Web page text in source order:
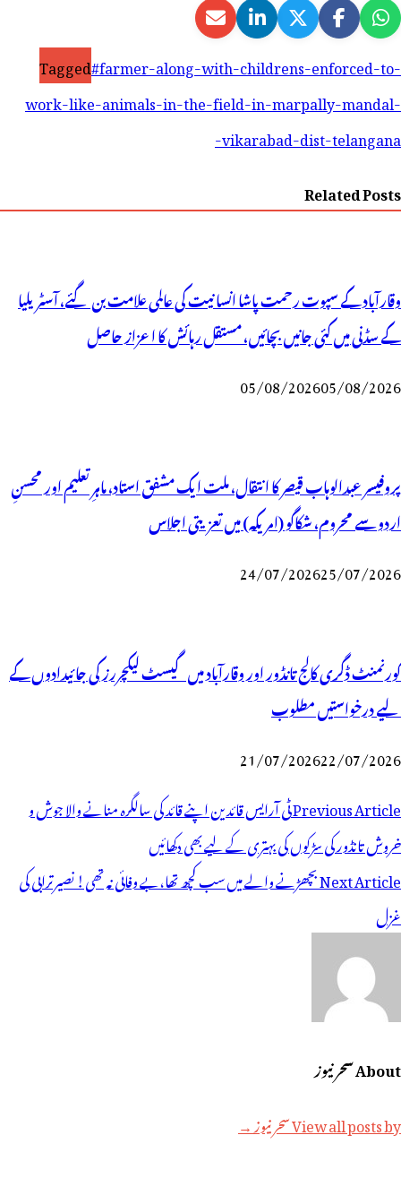
Tagged#farmer-along-with-childrens-enforced-to-
work-like-animals-in-the-field-in-marpally-mandal-
vikarabad-dist-telangana-
Related Posts
وقارآباد کے سپوت رحمت پاشا انسانیت کی عالمی علامت بن گئے، آسٹریلیا
کے سڈنی میں کئی جانیں بچائیں، مستقل رہائش کا اعزاز حاصل
05/08/202605/08/2026
پروفیسر عبدالوہاب قیصر کا انتقال، ملت ایک مشفق استاد، ماہرِتعلیم اور محسنِ
اردو سے محروم، شکاگو (امریکہ) میں تعزیتی اجلاس
24/07/202625/07/2026
گورنمنٹ ڈگری کالج تانڈور اور وقارآباد میں گیسٹ لیکچررز کی جائیدادوں کے
لیے درخواستیں مطلوب
21/07/202622/07/2026
پوسٹوں
کی
نیویگیشن
Previous Articleٹی آرایس قائدین اپنے قائد کی سالگرہ منانے والا جوش و
خروش تانڈور کی سڑکوں کی بہتری کے لیے بھی دکھائیں
Next Articleبچھڑنے والے میں سب کچھ تھا،بے وفائی نہ تھی! نصیرترابی کی
غزل
About سحر نیوز
View all posts by سحر نیوز →